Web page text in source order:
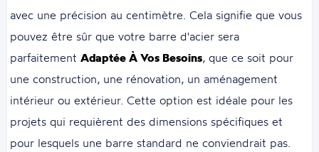
avec une précision au centimètre. Cela signifie que vous
pouvez être sûr que votre barre d'acier sera
parfaitementAdaptée À Vos Besoins, que ce soit pour
une construction, une rénovation, un aménagement
intérieur ou extérieur. Cette option est idéale pour les
projets qui requièrent des dimensions spécifiques et
pour lesquels une barre standard ne conviendrait pas.